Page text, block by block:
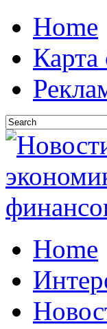
Home
Карта
Home